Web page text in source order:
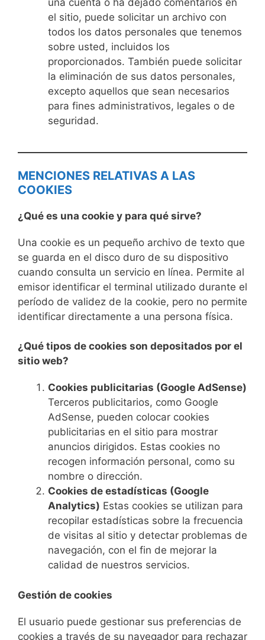
una cuenta o ha dejado comentarios en
el sitio, puede solicitar un archivo con
todos los datos personales que tenemos
sobre usted, incluidos los
proporcionados. También puede solicitar
la eliminación de sus datos personales,
excepto aquellos que sean necesarios
para fines administrativos, legales o de
seguridad.
MENCIONES RELATIVAS A LAS
COOKIES
¿Qué es una cookie y para qué sirve?
Una cookie es un pequeño archivo de texto que
se guarda en el disco duro de su dispositivo
cuando consulta un servicio en línea. Permite al
emisor identificar el terminal utilizado durante el
período de validez de la cookie, pero no permite
identificar directamente a una persona física.
¿Qué tipos de cookies son depositados por el
sitio web?
Cookies publicitarias (Google AdSense)
Terceros publicitarios, como Google
AdSense, pueden colocar cookies
publicitarias en el sitio para mostrar
anuncios dirigidos. Estas cookies no
recogen información personal, como su
nombre o dirección.
Cookies de estadísticas (Google
Analytics) Estas cookies se utilizan para
recopilar estadísticas sobre la frecuencia
de visitas al sitio y detectar problemas de
navegación, con el fin de mejorar la
calidad de nuestros servicios.
Gestión de cookies
El usuario puede gestionar sus preferencias de
cookies a través de su navegador para rechazar